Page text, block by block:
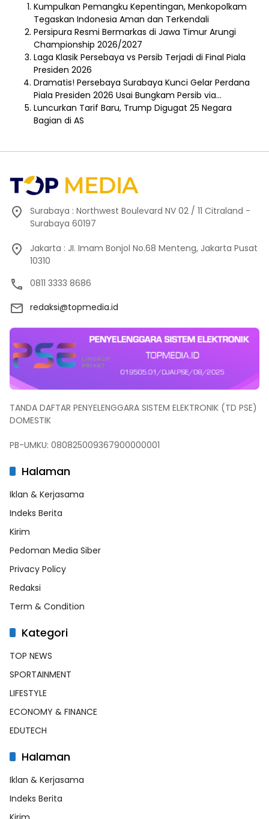
Kumpulkan Pemangku Kepentingan, Menkopolkam
Tegaskan Indonesia Aman dan Terkendali
Persipura Resmi Bermarkas di Jawa Timur Arungi
Championship 2026/2027
Laga Klasik Persebaya vs Persib Terjadi di Final Piala
Presiden 2026
Dramatis! Persebaya Surabaya Kunci Gelar Perdana
Piala Presiden 2026 Usai Bungkam Persib via…
Luncurkan Tarif Baru, Trump Digugat 25 Negara
Bagian di AS
Surabaya : Northwest Boulevard NV 02 / 11 Citraland -
Surabaya 60197
Jakarta : JI. Imam Bonjol No.68 Menteng, Jakarta Pusat
10310
0811 3333 8686
redaksi@topmedia.id
TANDA DAFTAR PENYELENGGARA SISTEM ELEKTRONIK (TD PSE)
DOMESTIK
PB-UMKU: 080825009367900000001
Halaman
Iklan & Kerjasama
Indeks Berita
Kirim
Pedoman Media Siber
Privacy Policy
Redaksi
Term & Condition
Kategori
TOP NEWS
SPORTAINMENT
LIFESTYLE
ECONOMY & FINANCE
EDUTECH
Halaman
Iklan & Kerjasama
Indeks Berita